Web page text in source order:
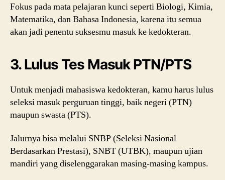
Fokus pada mata pelajaran kunci seperti Biologi, Kimia,
Matematika, dan Bahasa Indonesia, karena itu semua
akan jadi penentu suksesmu masuk ke kedokteran.
3. Lulus Tes Masuk PTN/PTS
Untuk menjadi mahasiswa kedokteran, kamu harus lulus
seleksi masuk perguruan tinggi, baik negeri (PTN)
maupun swasta (PTS).
Jalurnya bisa melalui SNBP (Seleksi Nasional
Berdasarkan Prestasi), SNBT (UTBK), maupun ujian
mandiri yang diselenggarakan masing-masing kampus.